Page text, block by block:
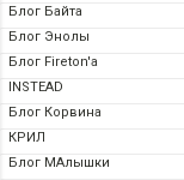
Блог Байта
Блог Энолы
Блог Fireton'а
INSTEAD
Блог Корвина
КРИЛ
Блог МАлышки